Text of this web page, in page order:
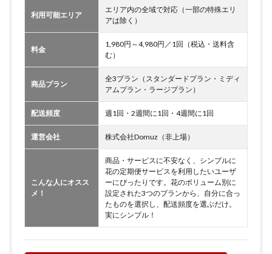
利用可能エリア
エリア内の全域で対応（一部の特殊エリ
アは除く）
料金
1,980円～4,980円／1回（税込・送料含
む）
商品プラン
全3プラン（スタンダードプラン・ミディ
アムプラン・ラージプラン）
配送頻度 週1回・2週間に1回・4週間に1回
運営会社 株式会社Domuz（非上場）
こんな人にオスス
メ！
商品・サービスに不安なく、シンプルに
花の定期便サービスを利用したいユーザ
ーにぴったりです。花のボリューム別に
設定された3つのプランから、自分に合っ
たものを選択し、配送頻度を選ぶだけ。
実にシンプル！